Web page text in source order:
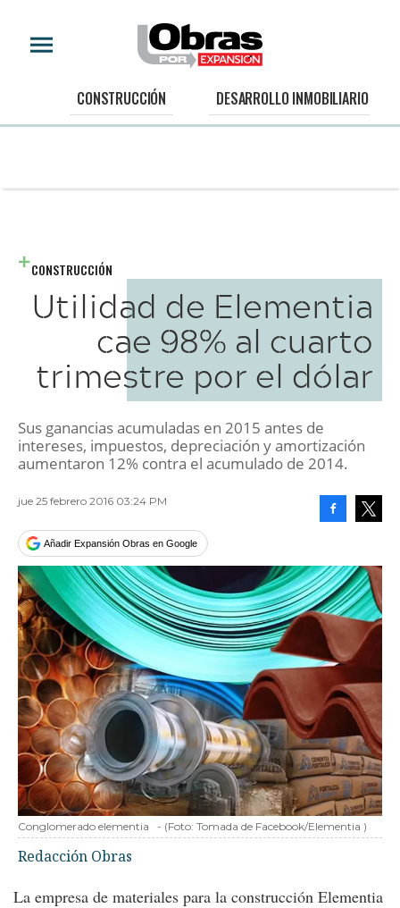
CONSTRUCCIÓN DESARROLLO INMOBILIARIO
CONSTRUCCIÓN
Utilidad de Elementia
cae 98% al cuarto
trimestre por el dólar
Sus ganancias acumuladas en 2015 antes de
intereses, impuestos, depreciación y amortización
aumentaron 12% contra el acumulado de 2014.
jue 25 febrero 2016 03:24 PM
Añadir Expansión Obras en Google
Conglomerado elementia - (Foto: Tomada de Facebook/Elementia )
Redacción Obras
La empresa de materiales para la construcción Elementia